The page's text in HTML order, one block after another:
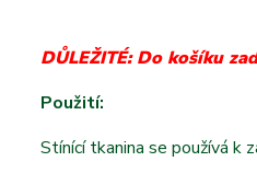
DŮLEŽITÉ: Do košíku
Použití:
Stínící tkanina se používá k